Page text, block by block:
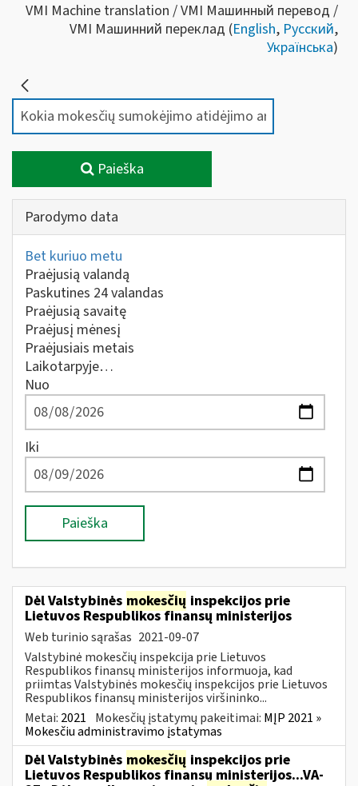
VMI Machine translation / VMI Машинный перевод /
VMI Машинний переклад (English, Русский,
Українська)
Paieška
Parodymo data
Bet kuriuo metu
Praėjusią valandą
Paskutines 24 valandas
Praėjusią savaitę
Praėjusį mėnesį
Praėjusiais metais
Laikotarpyje…
Nuo
Iki
Paieška
Dėl Valstybinės mokesčių inspekcijos prie
Lietuvos Respublikos finansų ministerijos
Web turinio sąrašas 2021-09-07
Valstybinė mokesčių inspekcija prie Lietuvos
Respublikos finansų ministerijos informuoja, kad
priimtas Valstybinės mokesčių inspekcijos prie Lietuvos
Respublikos finansų ministerijos viršininko...
Metai: 2021 Mokesčių įstatymų pakeitimai: MĮP 2021 »
Mokesčiu administravimo įstatymas
Dėl Valstybinės mokesčių inspekcijos prie
Lietuvos Respublikos finansų ministerijos...VA-